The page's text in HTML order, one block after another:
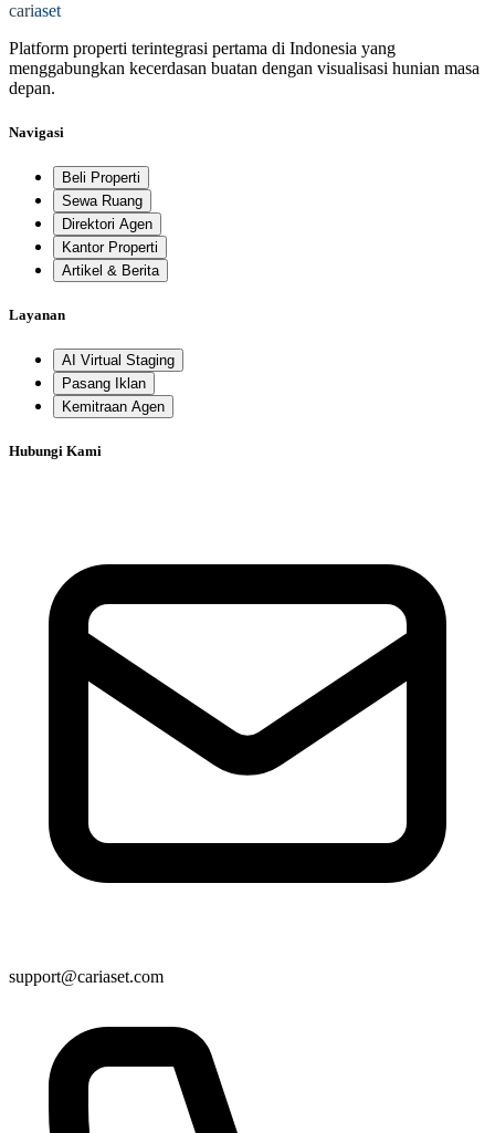
cariaset
Platform properti terintegrasi pertama di Indonesia yang
menggabungkan kecerdasan buatan dengan visualisasi hunian masa
depan.
Navigasi
Beli Properti
Sewa Ruang
Direktori Agen
Kantor Properti
Artikel & Berita
Layanan
AI Virtual Staging
Pasang Iklan
Kemitraan Agen
Hubungi Kami
support@cariaset.com